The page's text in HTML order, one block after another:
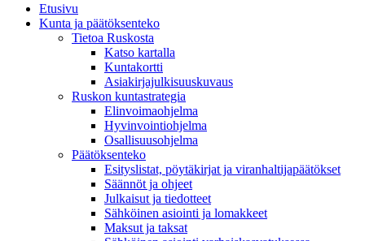
Etusivu
Kunta ja päätöksenteko
Tietoa Ruskosta
Katso kartalla
Kuntakortti
Asiakirjajulkisuuskuvaus
Ruskon kuntastrategia
Elinvoimaohjelma
Hyvinvointiohjelma
Osallisuusohjelma
Päätöksenteko
Esityslistat, pöytäkirjat ja viranhaltijapäätökset
Säännöt ja ohjeet
Julkaisut ja tiedotteet
Sähköinen asiointi ja lomakkeet
Maksut ja taksat